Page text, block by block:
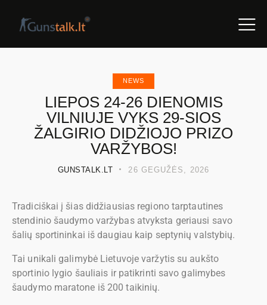
NEWS
LIEPOS 24-26 DIENOMIS
VILNIUJE VYKS 29-SIOS
ŽALGIRIO DIDŽIOJO PRIZO
VARŽYBOS!
GUNSTALK.LT 26 GEGUŽĖS, 2026
Tradiciškai į šias didžiausias regiono tarptautines
stendinio šaudymo varžybas atvyksta geriausi savo
šalių sportininkai iš daugiau kaip septynių valstybių.
Tai unikali galimybė Lietuvoje varžytis su aukšto
sportinio lygio šauliais ir patikrinti savo galimybes
šaudymo maratone iš 200 taikinių.